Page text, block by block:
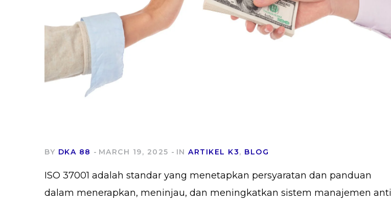
BY DKA 88 MARCH 19, 2025 IN ARTIKEL K3, BLOG
ISO 37001 adalah standar yang menetapkan persyaratan dan panduan
dalam menerapkan, meninjau, dan meningkatkan sistem manajemen anti